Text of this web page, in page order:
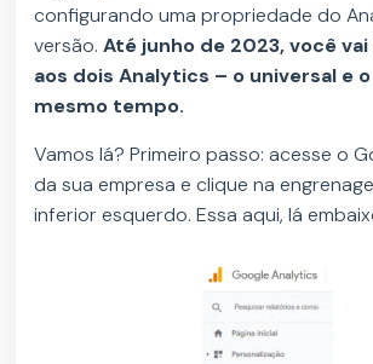
configurando uma propriedade do
versão.Até junho de 2023, você
aos dois Analytics – o universal e
mesmo tempo.
Vamos lá? Primeiro passo: acesse o
da sua empresa e clique na
inferior esquerdo. Essa aqui, lá